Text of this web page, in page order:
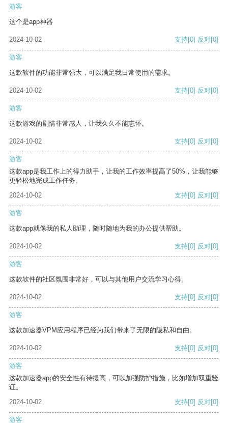
游客
这个是app神器
2024-10-02 支持[0] 反对[0]
游客
这款软件的功能非常强大，可以满足我日常使用的需求。
2024-10-02 支持[0] 反对[0]
游客
这款游戏的剧情非常感人，让我久久不能忘怀。
2024-10-02 支持[0] 反对[0]
游客
这款app是我工作上的得力助手，让我的工作效率提高了50%，让我能够
更轻松地完成工作任务。
2024-10-02
支持[0] 反对[0]
游客
这款app就像我的私人助理，随时随地为我的办公提供帮助。
2024-10-02 支持[0] 反对[0]
游客
这款软件的社区氛围非常好，可以与其他用户交流学习心得。
2024-10-02 支持[0] 反对[0]
游客
这款加速器VPM应用程序已经为我们带来了无限的隐私和自由。
2024-10-02 支持[0] 反对[0]
游客
这款加速器app的安全性有待提高，可以加强防护措施，比如增加双重验
证。
2024-10-02
支持[0] 反对[0]
游客